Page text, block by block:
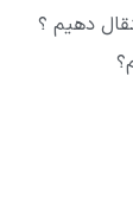
دهیم ؟